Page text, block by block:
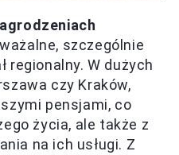
szczególnie
regionalny. W dużych
czy Kraków,
pensjami, co
życia, ale także z
na ich usługi. Z